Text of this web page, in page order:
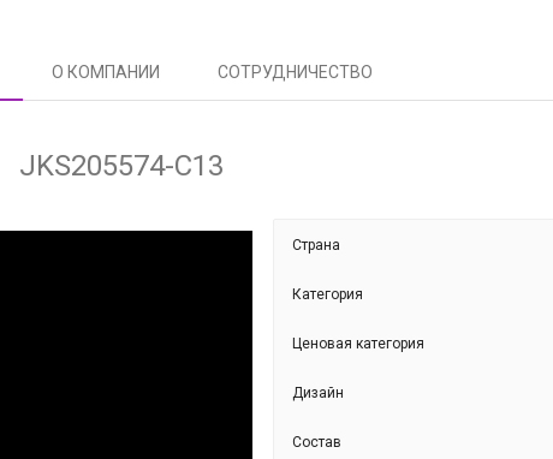
О КОМПАНИИ СОТРУДНИЧЕСТВО
JKS205574-С13
Страна
Категория
Ценовая категория
Дизайн
Состав